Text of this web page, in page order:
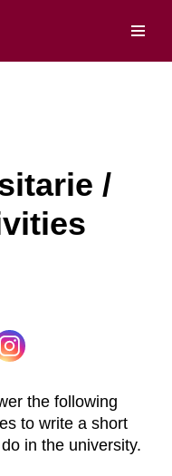
/
the following
to write a short
in the university.